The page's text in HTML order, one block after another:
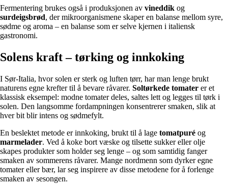
Fermentering brukes også i produksjonen av vineddik og
surdeigsbrød, der mikroorganismene skaper en balanse mellom syre,
sødme og aroma – en balanse som er selve kjernen i italiensk
gastronomi.
Solens kraft – tørking og innkoking
I Sør-Italia, hvor solen er sterk og luften tørr, har man lenge brukt
naturens egne krefter til å bevare råvarer. Soltørkede tomater er et
klassisk eksempel: modne tomater deles, saltes lett og legges til tørk i
solen. Den langsomme fordampningen konsentrerer smaken, slik at
hver bit blir intens og sødmefylt.
En beslektet metode er innkoking, brukt til å lage tomatpuré og
marmelader. Ved å koke bort væske og tilsette sukker eller olje
skapes produkter som holder seg lenge – og som samtidig fanger
smaken av sommerens råvarer. Mange nordmenn som dyrker egne
tomater eller bær, lar seg inspirere av disse metodene for å forlenge
smaken av sesongen.